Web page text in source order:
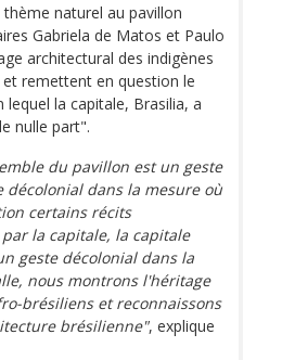
naturel au pavillon
Gabriela de Matos et Paulo
architectural des indigènes
remettent en question le
la capitale, Brasilia, a
nulle part".
du pavillon est un geste
décolonial dans la mesure où
certains récits
la capitale, la capitale
geste décolonial dans la
nous montrons l'héritage
brésiliens et reconnaissons
brésilienne", explique